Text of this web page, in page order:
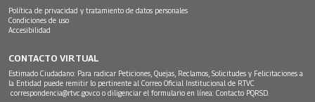
Política de privacidad y tratamiento de datos personales
Condiciones de uso
Accesibilidad
CONTACTO VIRTUAL
Estimado Ciudadano: Para radicar Peticiones, Quejas, Reclamos, Solicitudes y Felicitaciones a
la Entidad puede remitir lo pertinente al Correo Oficial Institucional de RTVC
correspondencia@rtvc.gov.co o diligenciar el formulario en línea: Contacto PQRSD.